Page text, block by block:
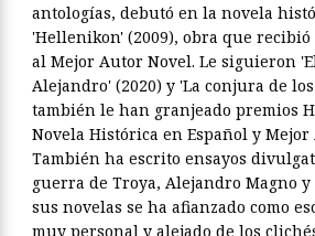
antologías, debutó en la novela
'Hellenikon' (2009), obra que
al Mejor Autor Novel. Le siguieron
Alejandro' (2020) y 'La conjura de
también le han granjeado premios
Novela Histórica en Español y Mejor
También ha escrito ensayos
guerra de Troya, Alejandro Magno y
sus novelas se ha afianzado como
muy personal y alejado de los